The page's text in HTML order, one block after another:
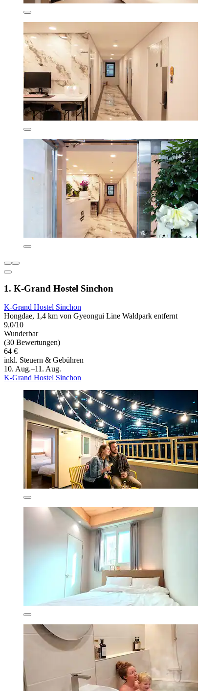
1. K-Grand Hostel Sinchon
K-Grand Hostel Sinchon
Hongdae, 1,4 km von Gyeongui Line Waldpark entfernt
9,0/10
Wunderbar
(30 Bewertungen)
64 €
inkl. Steuern & Gebühren
10. Aug.–11. Aug.
K-Grand Hostel Sinchon